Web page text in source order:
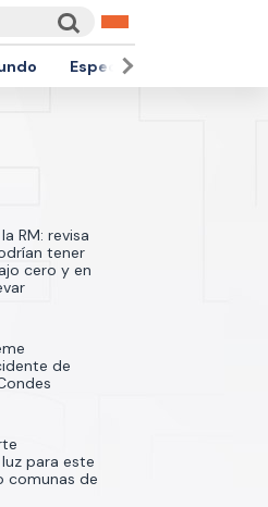
Espectáculos
RM: revisa
tener
cero y en
de
para este
comunas de